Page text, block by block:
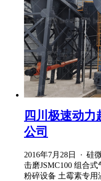
四川极速动
公司
2016年7月28日 · 硅
击磨JSMC100 组合
粉碎设备 土霉素专用